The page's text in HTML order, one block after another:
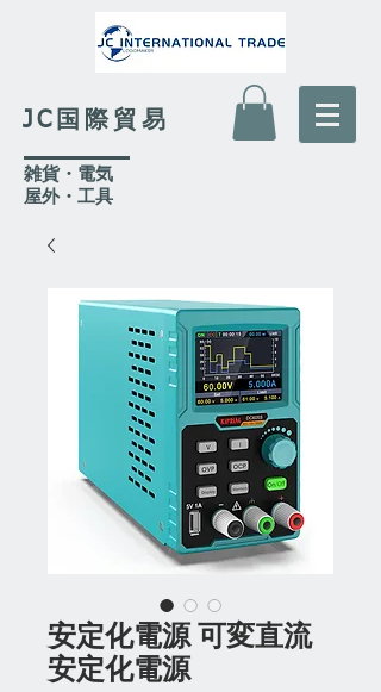
JC国際貿易
​雑貨・電気
​屋外・工具
安定化電源 可変直流
安定化電源